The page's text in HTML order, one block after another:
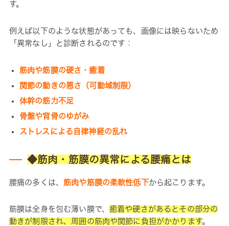
す。
例えば以下のような状態があっても、画像には映らないため
「異常なし」と診断されるのです：
筋肉や筋膜の硬さ・癒着
関節の動きの悪さ（可動域制限）
体幹の筋力不足
骨盤や背骨のゆがみ
ストレスによる自律神経の乱れ
◆筋肉・筋膜の異常による腰痛とは
腰痛の多くは、筋肉や筋膜の柔軟性低下から起こります。
筋膜は全身を包む薄い膜で、癒着や硬さがあるとその部分の
動きが制限され、周囲の筋肉や関節に負担がかかります。